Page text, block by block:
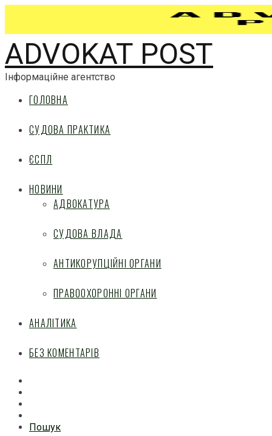
ADVOKAT POST
Інформаційне агентство
ГОЛОВНА
СУДОВА ПРАКТИКА
ЄСПЛ
НОВИНИ
АДВОКАТУРА
СУДОВА ВЛАДА
АНТИКОРУПЦІЙНІ ОРГАНИ
ПРАВООХОРОННІ ОРГАНИ
АНАЛІТИКА
БЕЗ КОМЕНТАРІВ
Пошук